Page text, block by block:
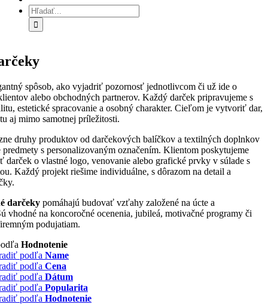
Hľadať:
spôsob, ako vyjadriť pozornosť jednotlivcom či už ide o
alebo obchodných partnerov. Každý darček pripravujeme s
estetické spracovanie a osobný charakter. Cieľom je vytvoriť dar,
aj mimo samotnej príležitosti.
druhy produktov od darčekových balíčkov a textilných doplnkov
s personalizovaným označením. Klientom poskytujeme
darček o vlastné logo, venovanie alebo grafické prvky v súlade s
Každý projekt riešime individuálne, s dôrazom na detail a
darčeky pomáhajú budovať vzťahy založené na úcte a
vhodné na koncoročné ocenenia, jubileá, motivačné programy či
podujatiam.
Hodnotenie
podľa Name
podľa Cena
podľa Dátum
podľa Popularita
podľa Hodnotenie